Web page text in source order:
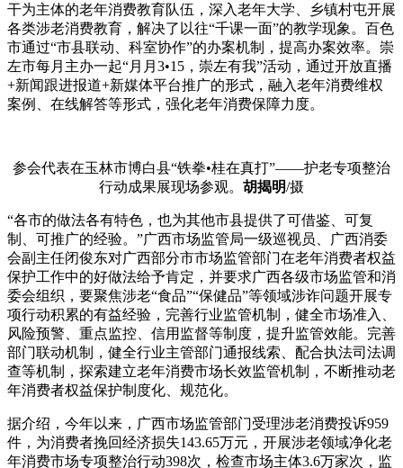
干为主体的老年消费教育队伍，深入老年大学、乡镇村屯开展
各类涉老消费教育，解决了以往“千课一面”的教学现象。百色
市通过“市县联动、科室协作”的办案机制，提高办案效率。崇
左市每月主办一起“月月3•15，崇左有我”活动，通过开放直播
+新闻跟进报道+新媒体平台推广的形式，融入老年消费维权
案例、在线解答等形式，强化老年消费保障力度。
参会代表在玉林市博白县“铁拳•桂在真打”——护老专项整治
行动成果展现场参观。 胡揭明/摄
“各市的做法各有特色，也为其他市县提供了可借鉴、可复
制、可推广的经验。”广西市场监管局一级巡视员、广西消委
会副主任闭俊东对广西部分市市场监管部门在老年消费者权益
保护工作中的好做法给予肯定，并要求广西各级市场监管和消
委会组织，要聚焦涉老“食品”“保健品”等领域涉诈问题开展专
项行动积累的有益经验，完善行业监管机制，健全市场准入、
风险预警、重点监控、信用监督等制度，提升监管效能。完善
部门联动机制，健全行业主管部门通报线索、配合执法司法调
查等机制，探索建立老年消费市场长效监管机制，不断推动老
年消费者权益保护制度化、规范化。
据介绍，今年以来，广西市场监管部门受理涉老消费投诉959
件，为消费者挽回经济损失143.65万元，开展涉老领域净化老
年消费市场专项整治行动398次，检查市场主体3.6万家次，监